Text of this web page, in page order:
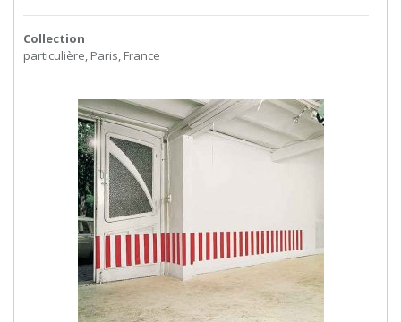
Collection
particulière, Paris, France